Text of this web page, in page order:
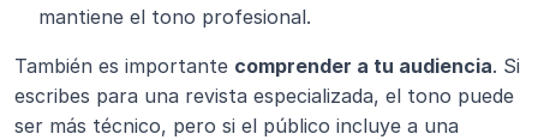
mantiene el tono profesional.
También es importante comprender a tu audiencia. Si
escribes para una revista especializada, el tono puede
ser más técnico, pero si el público incluye a una